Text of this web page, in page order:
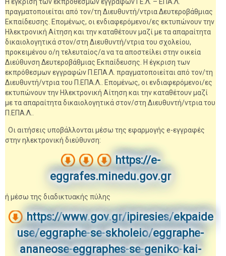
πραγματοποιείται από τον/τη Διευθυντή/ντρια Δευτεροβάθμιας
Εκπαίδευσης. Επομένως, οι ενδιαφερόμενοι/ες εκτυπώνουν την
Ηλεκτρονική Αίτηση και την καταθέτουν μαζί με τα απαραίτητα
δικαιολογητικά στον/στη Διευθυντή/ντρια του σχολείου,
προκειμένου ο/η τελευταίος/α να τα αποστείλει στην οικεία
Διεύθυνση Δευτεροβάθμιας Εκπαίδευσης. Η έγκριση των
εκπρόθεσμων εγγραφών Π.ΕΠΑ.Λ. πραγματοποιείται από τον/τη
Διευθυντή/ντρια του Π.ΕΠΑ.Λ.. Επομένως, οι ενδιαφερόμενοι/ες
εκτυπώνουν την Ηλεκτρονική Αίτηση και την καταθέτουν μαζί
με τα απαραίτητα δικαιολογητικά στον/στη Διευθυντή/ντρια του
Π.ΕΠΑ.Λ..
Οι αιτήσεις υποβάλλονται μέσω της εφαρμογής e-εγγραφές
στην ηλεκτρονική διεύθυνση:
https://e-
eggrafes.minedu.gov.gr
ή μέσω της διαδικτυακής πύλης
https://www.gov.gr/ipiresies/ekpaide
use/eggraphe-se-skholeio/eggraphe-
ananeose-eggraphes-se-geniko-kai-